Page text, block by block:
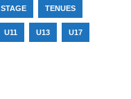
STAGE TENUES
U11 U13 U17